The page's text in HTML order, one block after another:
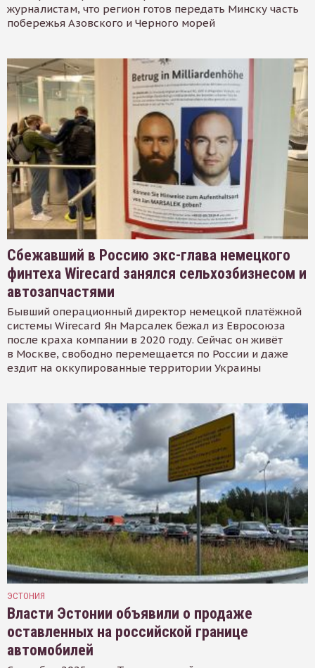
журналистам, что регион готов передать Минску часть
побережья Азовского и Черного морей
Сбежавший в Россию экс-глава немецкого
финтеха Wirecard занялся сельхозбизнесом и
автозапчастями
Бывший операционный директор немецкой платёжной
системы Wirecard Ян Марсалек бежал из Евросоюза
после краха компании в 2020 году. Сейчас он живёт
в Москве, свободно перемещается по России и даже
ездит на оккупированные территории Украины
ЭСТОНИЯ
Власти Эстонии объявили о продаже
оставленных на российской границе
автомобилей